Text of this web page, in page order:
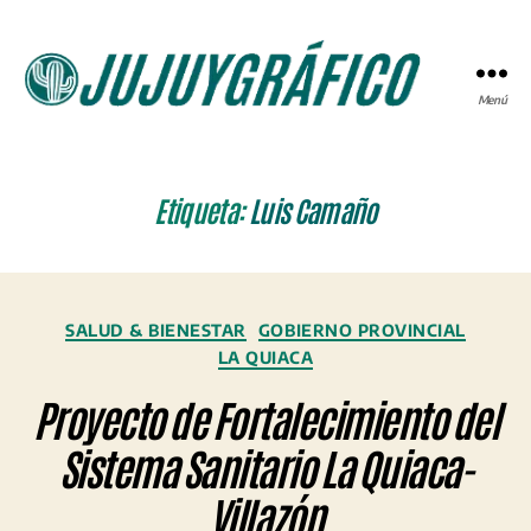
Menú
Etiqueta:Luis Camaño
Categorías
SALUD & BIENESTAR
GOBIERNO PROVINCIAL
LA QUIACA
Proyecto de Fortalecimiento del
Sistema Sanitario La Quiaca-
Villazón